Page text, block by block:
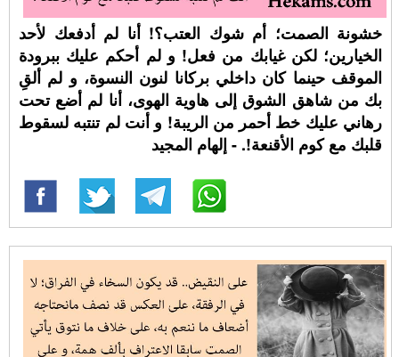
خشونة الصمت؛ أم شوك العتب؟! أنا لم أدفعك لأحد
الخيارين؛ لكن غيابك من فعل! و لم أحكم عليك ببرودة
الموقف حينما كان داخلي بركانا لنون النسوة، و لم ألقِ
بك من شاهق الشوق إلى هاوية الهوى، أنا لم أضع تحت
رهاني عليك خط أحمر من الريبة! و أنت لم تنتبه لسقوط
قلبك مع كوم الأقنعة!. - إلهام المجيد